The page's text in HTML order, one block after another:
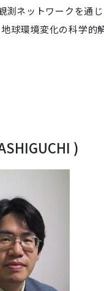
測ネットワークを通
球環境変化の科学的
)